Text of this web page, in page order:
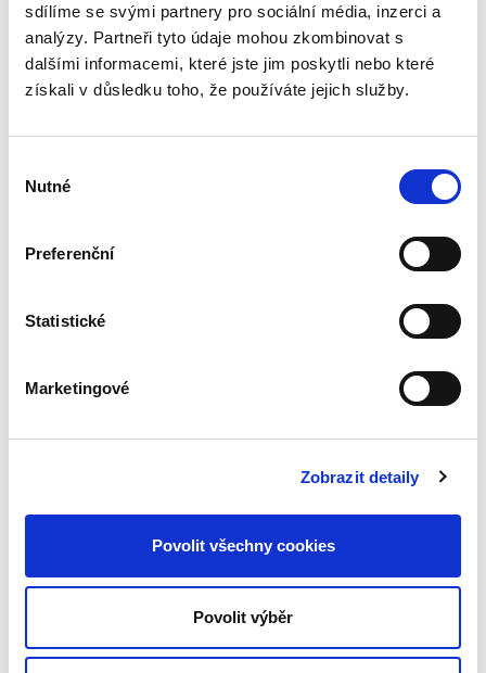
sdílíme se svými partnery pro sociální média, inzerci a
analýzy. Partneři tyto údaje mohou zkombinovat s
dalšími informacemi, které jste jim poskytli nebo které
získali v důsledku toho, že používáte jejich služby.
souhlasu
Nutné
Preferenční
Statistické
Marketingové
Zobrazit detaily
Povolit všechny cookies
Povolit výběr
Flexibilní formy
zaměstnání v
540,00 Kč
pružnými a efektivními formami zaměstnávání
poškozeného v